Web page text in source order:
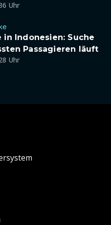
Uhr
in Indonesien: Suche
Passagieren läuft
Uhr